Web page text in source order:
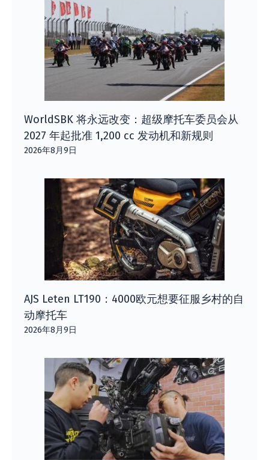
WorldSBK 将永远改变：超级摩托车委员会从
2027 年起批准 1,200 cc 发动机和新规则
2026年8月9日
AJS Leten LT190：4000欧元想要征服乡村的自
动摩托车
2026年8月9日